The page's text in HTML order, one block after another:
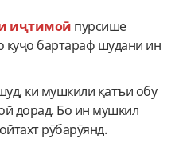
иҷтимоӣ пурсише
куҷо бартараф шудани ин
ки мушкили қатъи обу
дорад. Бо ин мушкил
рӯбарӯянд.